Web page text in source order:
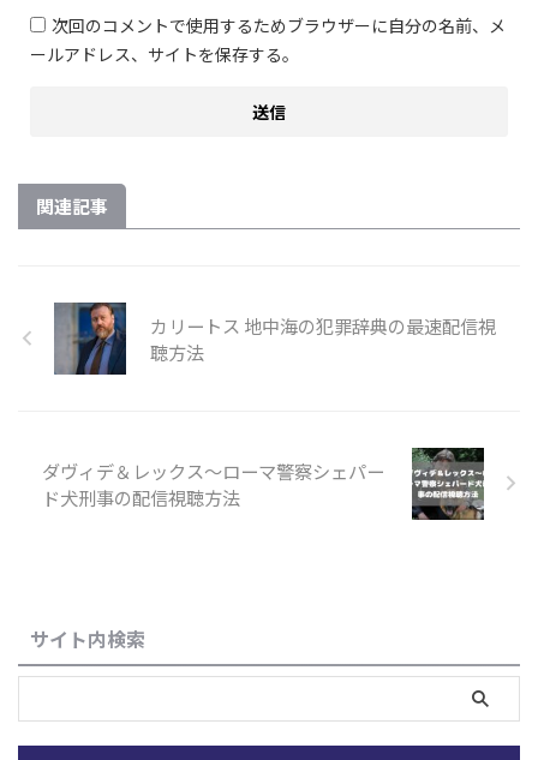
次回のコメントで使用するためブラウザーに自分の名前、メ
ールアドレス、サイトを保存する。
関連記事
カリートス 地中海の犯罪辞典の最速配信視
聴方法
ダヴィデ＆レックス～ローマ警察シェパー
ド犬刑事の配信視聴方法
サイト内検索